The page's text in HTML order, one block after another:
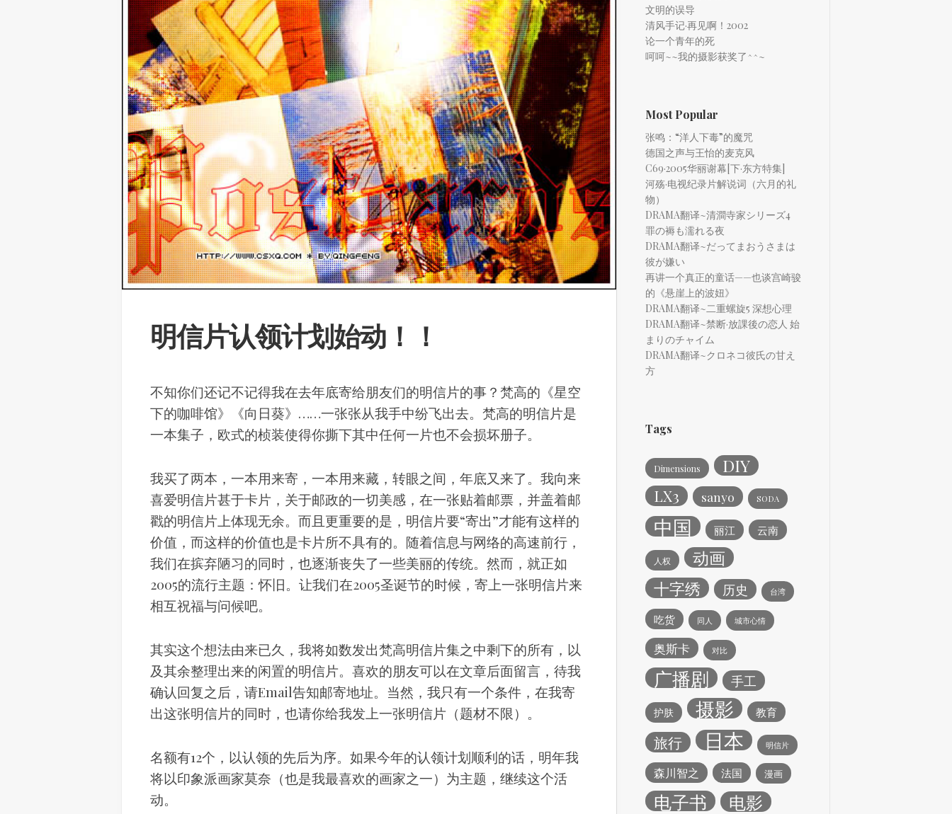
明信片认领计划始动！！
不知你们还记不记得我在去年底寄给朋友们的明信片的事？梵高的《星空
下的咖啡馆》《向日葵》……一张张从我手中纷飞出去。 梵高的明信片是
一本集子，欧式的桢装使得你撕下其中任何一片也不会损坏册子。
我买了两本，一本用来寄，一本用来藏，转眼之间，年底又来了。我向来
喜爱明信片甚于卡片，关于邮政的一切美感，在一张贴着邮票，并盖着邮
戳的明信片上体现无余。而且更重要的是，明信片要“寄出”才能有这样的
价值，而这样的价值也是卡片所不具有的。随着信息与网络的高速前行，
我们在摈弃陋习的同时，也逐渐丧失了一些美丽的传统。然而，就正如
2005的流行主题：怀旧。让我们在2005圣诞节的时候，寄上一张明信片来
相互祝福与问候吧。
其实这个想法由来已久，我将如数发出梵高明信片集之中剩下的所有，以
及其余整理出来的闲置的明信片。喜欢的朋友可以在文章后面留言，待我
确认回复之后，请Email告知邮寄地址。当然，我只有一个条件，在我寄
出这张明信片的同时，也请你给我发上一张明信片（题材不限）。
名额有12个，以认领的先后为序。如果今年的认领计划顺利的话，明年我
将以印象派画家莫奈（也是我最喜欢的画家之一）为主题，继续这个活
动。
文明的误导
清风手记·再见啊！2002
论一个青年的死
呵呵~~我的摄影获奖了^^~
Most Popular
张鸣：“洋人下毒”的魔咒
德国之声与王怡的麦克风
C69·2005华丽谢幕[下·东方特集]
河殇·电视纪录片解说词（六月的礼
物）
DRAMA翻译~清澗寺家シリーズ4
罪の褥も濡れる夜
DRAMA翻译~だってまおうさまは
彼が嫌い
再讲一个真正的童话——也谈宫崎骏
的《悬崖上的波妞》
DRAMA翻译~二重螺旋5 深想心理
DRAMA翻译~禁断·放課後の恋人 始
まりのチャイム
DRAMA翻译~クロネコ彼氏の甘え
方
Tags
Dimensions DIY
LX3 sanyo SODA
中国 丽江 云南
人权 动画
十字绣 历史 台湾
吃货 同人 城市心情
奥斯卡 对比
广播剧 手工
护肤 摄影 教育
旅行 日本 明信片
森川智之 法国 漫画
电子书 电影